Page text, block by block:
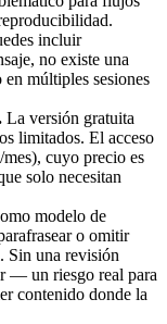
incluir
no existe una
múltiples sesiones
La versión gratuita
limitados. El acceso
cuyo precio es
solo necesitan
modelo de
o omitir
Sin una revisión
— un riesgo real para
contenido donde la